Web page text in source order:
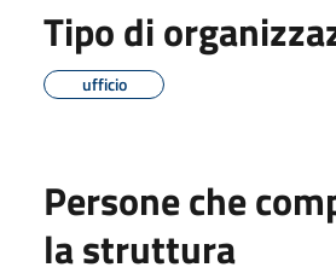
Tipo di
ufficio
Persone che
la struttura